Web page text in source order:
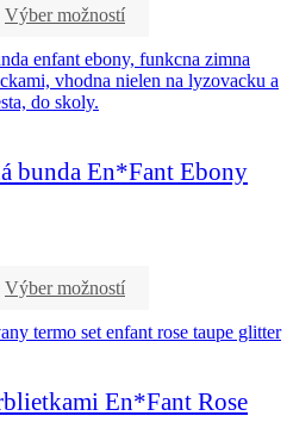
Výber možností
bunda En*Fant Ebony
Výber možností
En*Fant Rose